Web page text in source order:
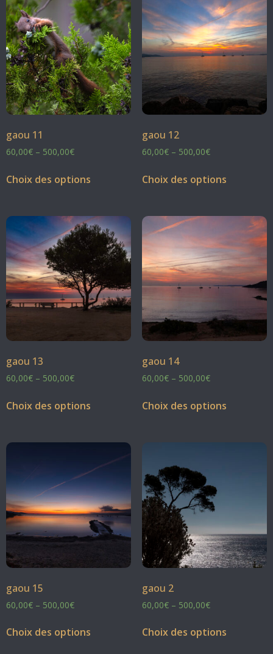
gaou 11
60,00€ – 500,00€
Choix des options
gaou 12
60,00€– 500,00€
Choix des options
gaou 13
60,00€ – 500,00€
Choix des options
gaou 14
60,00€– 500,00€
Choix des options
gaou 15
60,00€ – 500,00€
Choix des options
gaou 2
60,00€– 500,00€
Choix des options